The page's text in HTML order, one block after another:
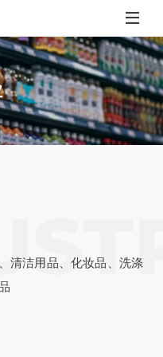

清洁用品、化妆品、洗涤